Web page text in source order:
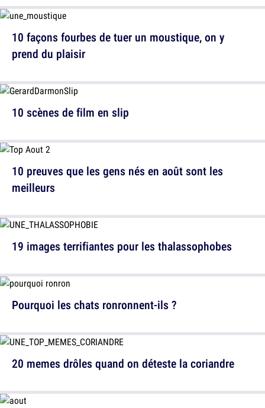
10 façons fourbes de tuer un moustique, on y
prend du plaisir
10 preuves que les gens nés en août sont les
meilleurs
Pourquoi les chats ronronnent-ils ?
10 scènes de film en slip
19 images terrifiantes pour les thalassophobes
20 memes drôles quand on déteste la coriandre